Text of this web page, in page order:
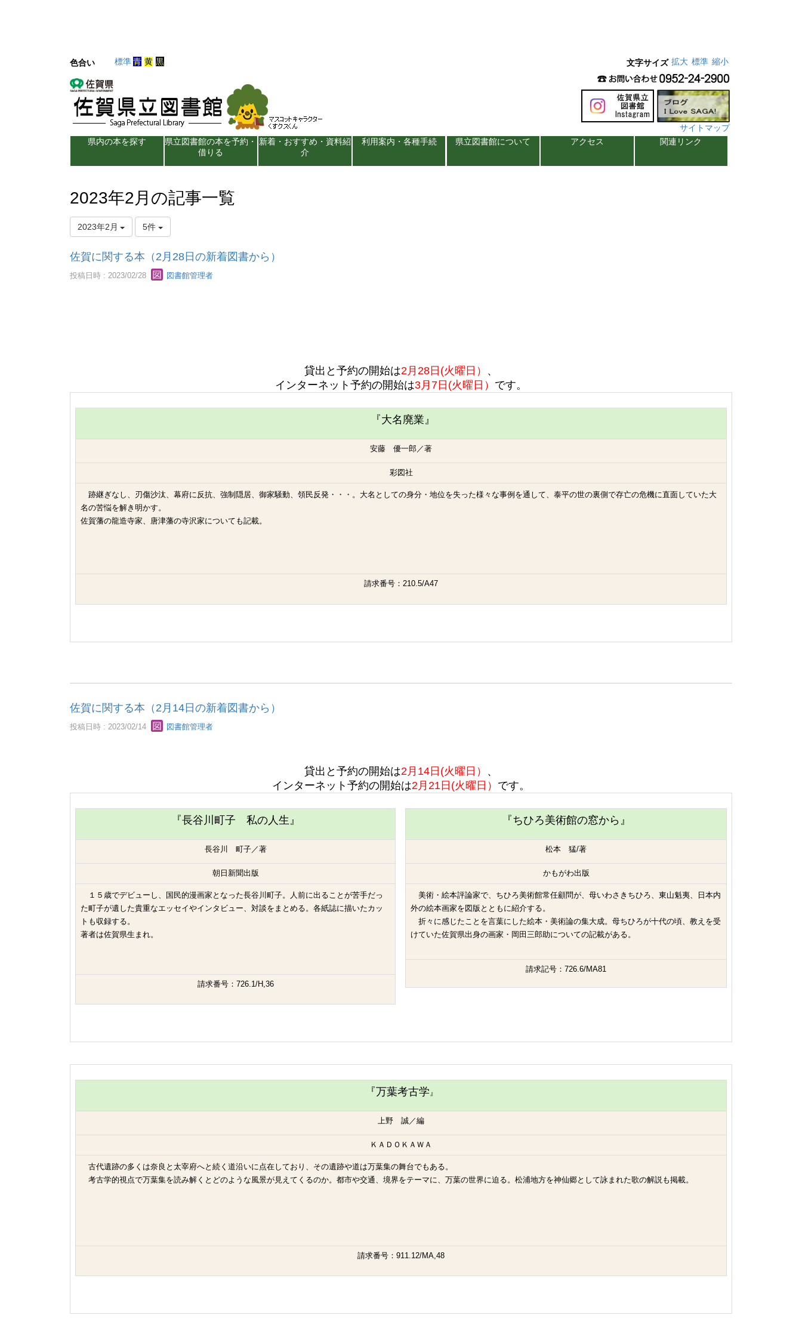
色合い 標準青 黄 黒 文字サイズ 拡大 標準 縮小
サイトマップ
県内の本を探す
県立図書館の本を予約・
借りる
新着・おすすめ・資料紹
介
利用案内・各種手続 県立図書館について アクセス 関連リンク
2023年2月の記事一覧
2023年2月 5件
佐賀に関する本（2月28日の新着図書から）
投稿日時 : 2023/02/28 図書館管理者
貸出と予約の開始は2月28日(火曜日） 、
インターネット予約の開始は3月7日(火曜日） です。
『大名廃業』
安藤 優一郎／著
彩図社
跡継ぎなし、刃傷沙汰、幕府に反抗、強制隠居、御家騒動、領民反発・・・。大名としての身分・地位を失った様々な事例を通して、泰平の世の裏側で存亡の危機に直面していた大
名の苦悩を解き明かす。
佐賀藩の龍造寺家、唐津藩の寺沢家についても記載。
請求番号：210.5/A47
佐賀に関する本（2月14日の新着図書から）
投稿日時 : 2023/02/14 図書館管理者
貸出と予約の開始は2月14日(火曜日） 、
インターネット予約の開始は2月21日(火曜日） です。
『長谷川町子 私の人生』
長谷川 町子／著
朝日新聞出版
１５歳でデビューし、国民的漫画家となった長谷川町子。人前に出ることが苦手だっ
た町子が遺した貴重なエッセイやインタビュー、対談をまとめる。各紙誌に描いたカッ
トも収録する。
著者は佐賀県生まれ。
請求番号：726.1/H,36
『ちひろ美術館の窓から』
松本 猛/著
かもがわ出版
美術・絵本評論家で、ちひろ美術館常任顧問が、母いわさきちひろ、東山魁夷、日本内
外の絵本画家を図版とともに紹介する。
折々に感じたことを言葉にした絵本・美術論の集大成。母ちひろが十代の頃、教えを受
けていた佐賀県出身の画家・岡田三郎助についての記載がある。
請求記号：726.6/MA81
『万葉考古学』
上野 誠／編
ＫＡＤＯＫＡＷＡ
古代遺跡の多くは奈良と太宰府へと続く道沿いに点在しており、その遺跡や道は万葉集の舞台でもある。
考古学的視点で万葉集を読み解くとどのような風景が見えてくるのか。都市や交通、境界をテーマに、万葉の世界に迫る。松浦地方を神仙郷として詠まれた歌の解説も掲載。
請求番号：911.12/MA,48